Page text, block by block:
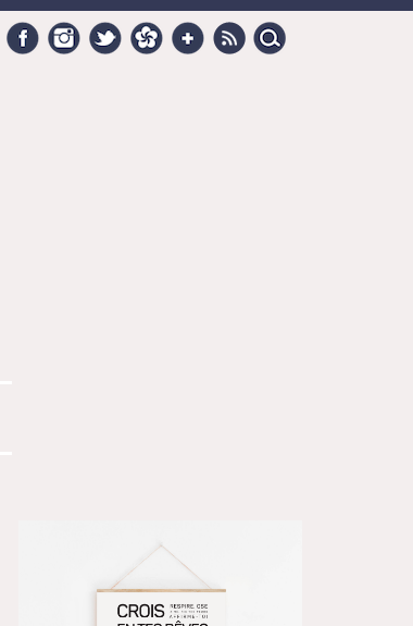
Search
for:
FacebookInstagramTwitter HellocotonGoogle +
RSS